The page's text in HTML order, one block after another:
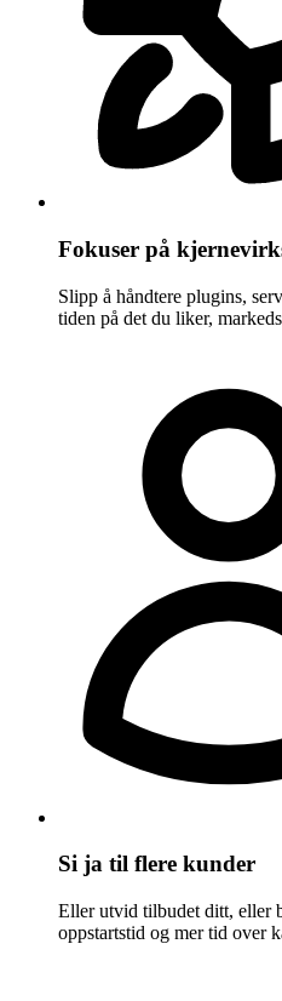
Fokuser på
Slipp å håndtere plugins,
tiden på det du liker,
Si ja til flere kunder
Eller utvid tilbudet ditt, eller
oppstartstid og mer tid over